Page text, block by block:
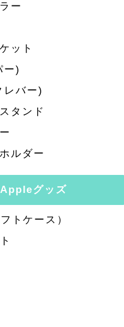
ー
ット
ー)
レバー)
タンド
ルダー
グッズ
トケース）